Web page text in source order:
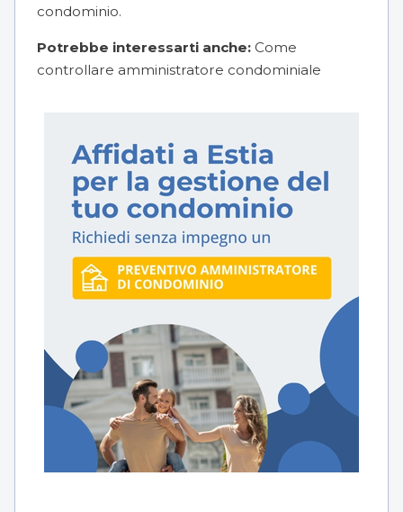
condominio.
Potrebbe interessarti anche: Come
controllare amministratore condominiale